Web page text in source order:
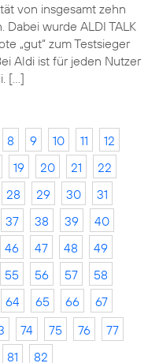
von insgesamt zehn
Dabei wurde ALDI TALK
„gut“ zum Testsieger
Aldi ist für jeden Nutzer
[…]
8 9 10 11
12
19 20 21
22
28 29 30
31
37 38 39
40
46 47 48
49
55 56 57
58
64 65 66
67
74 75 76
77
81 82